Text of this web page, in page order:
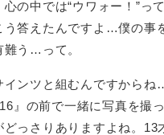
の中では“ウワォー！”っ
う答えたんですよ…僕の事
難う…って。
インツと組むんですから
16』の前で一緒に写真を撮
どっさりありますよね。13